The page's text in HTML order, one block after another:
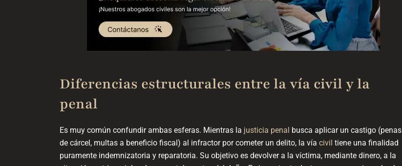
Diferencias estructurales entre la vía civil y la
penal
Es muy común confundir ambas esferas. Mientras la justicia penal busca aplicar un castigo (penas
de cárcel, multas a beneficio fiscal) al infractor por cometer un delito, la vía civil tiene una finalidad
puramente indemnizatoria y reparatoria. Su objetivo es devolver a la víctima, mediante dinero, a la